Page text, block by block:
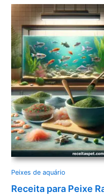
Peixes de aquário
Receita para Peixe